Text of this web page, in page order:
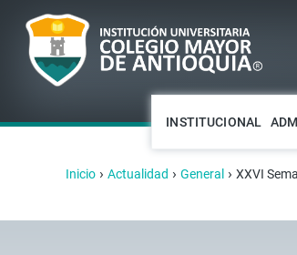
INSTITUCIONAL
Inicio › Actualidad › General › XXVI